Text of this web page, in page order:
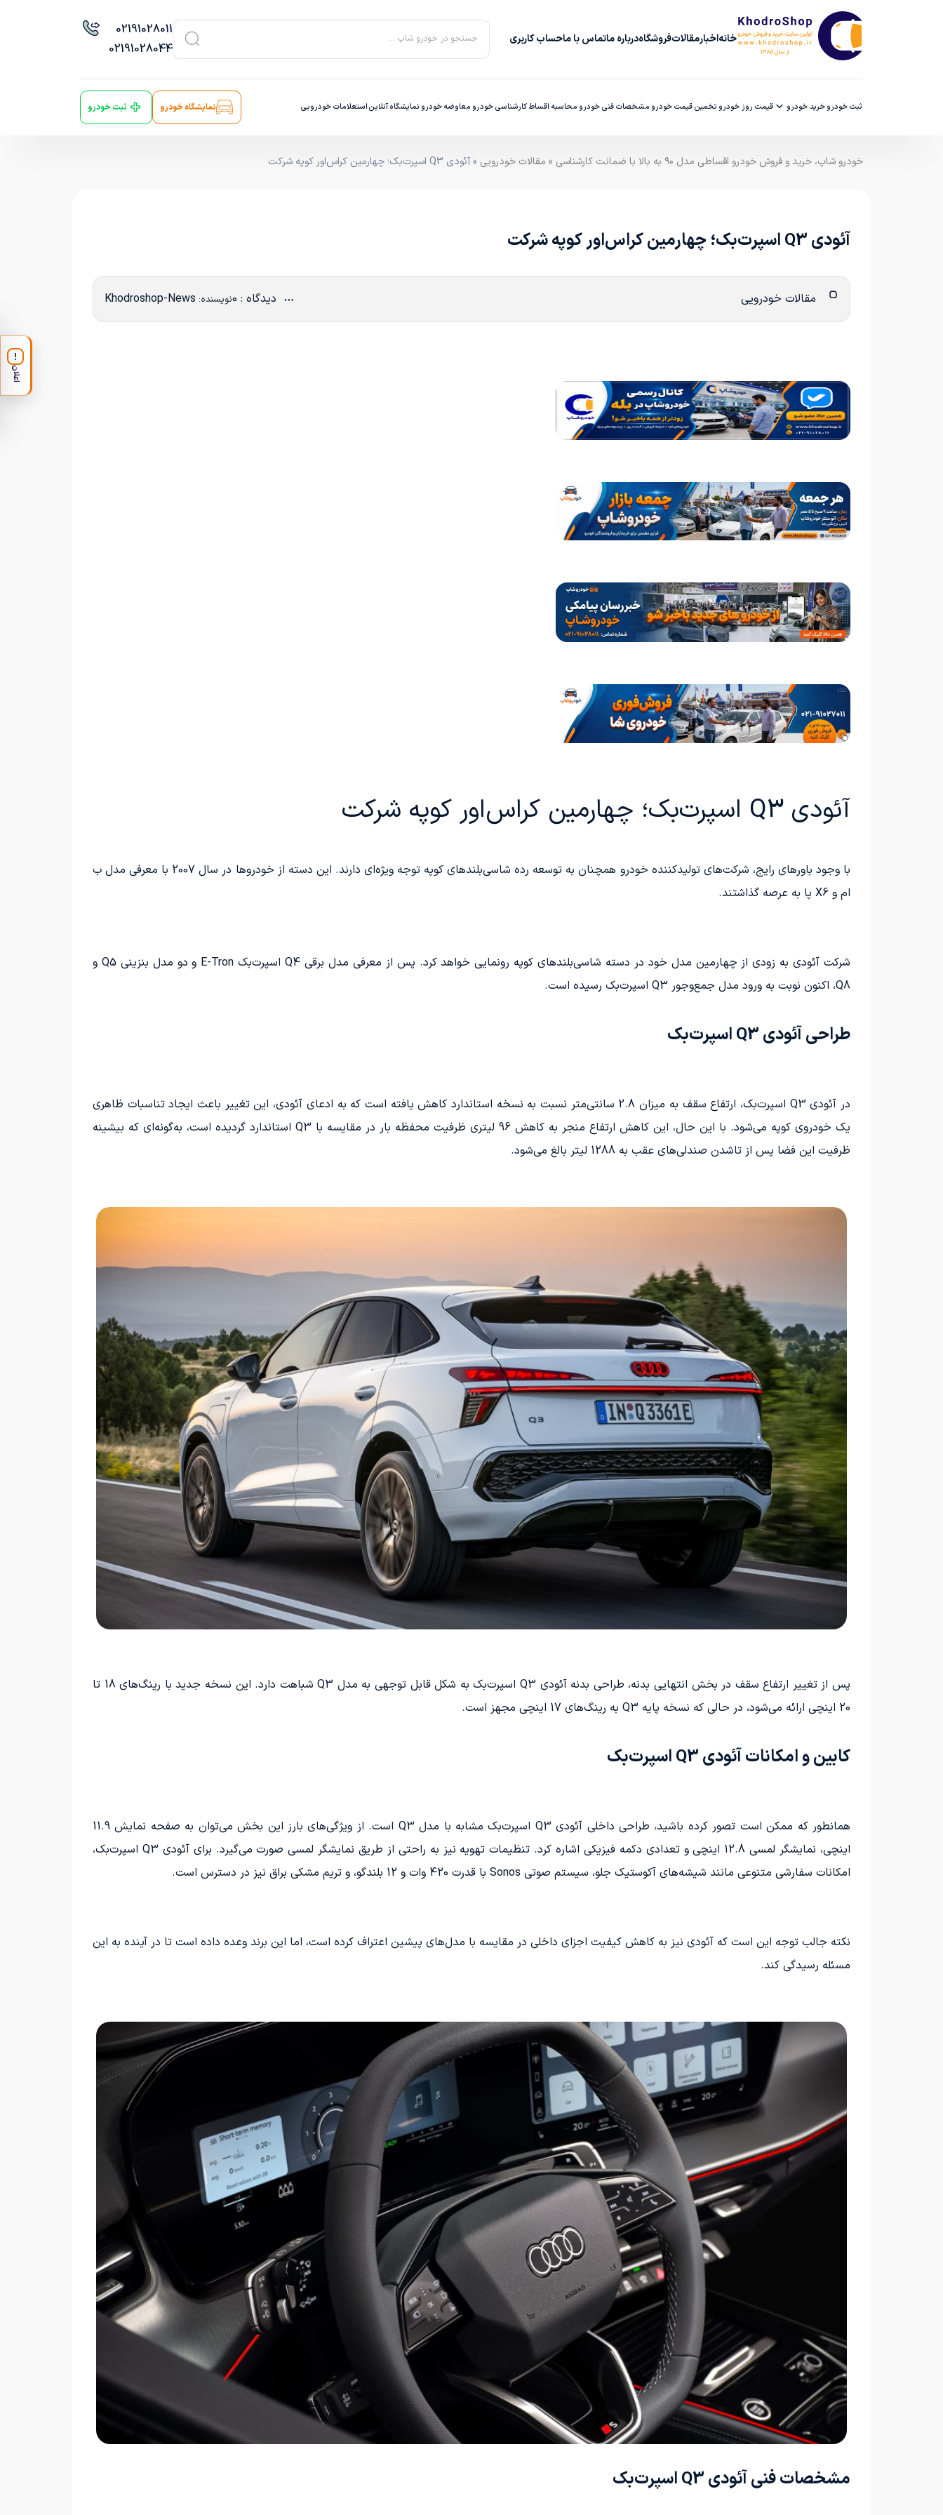
خانهاخبارمقالاتفروشگاهدرباره‌ ماتماس با ماحساب کاربری جستجو در خودرو شاپ ...
02191028011
02191028044
ثبت خودروخرید خودرو قیمت روز خودرو تخمین قیمت خودرو مشخصات فنی خودرو محاسبه اقساطکارشناسی خودرو معاوضه خودرو نمایشگاه آنلایناستعلامات خودرویی نمایشگاه خودرو ثبت خودرو
خودرو شاپ، خرید و فروش خودرو اقساطی مدل ۹۰ به بالا با ضمانت کارشناسی » مقالات خودرویی » آئودی Q3 اسپرت‌بک؛ چهارمین کراس‌اور کوپه شرکت
آئودی Q3 اسپرت‌بک؛ چهارمین کراس‌اور کوپه شرکت
مقالات خودرویی دیدگاه : 0 نویسنده: Khodroshop-News
آئودی Q3 اسپرت‌بک؛ چهارمین کراس‌اور کوپه شرکت
با وجود باورهای رایج، شرکت‌های تولیدکننده خودرو همچنان به توسعه رده شاسی‌بلندهای کوپه توجه ویژه‌ای دارند. این دسته از خودروها در سال 2007 با معرفی مدل ب
ام و X6 پا به عرصه گذاشتند.
شرکت آئودی به زودی از چهارمین مدل خود در دسته شاسی‌بلندهای کوپه رونمایی خواهد کرد. پس از معرفی مدل برقی Q4 اسپرت‌بک E-Tron و دو مدل بنزینی Q5 و
Q8، اکنون نوبت به ورود مدل جمع‌وجور Q3 اسپرت‌بک رسیده است.
طراحی آئودی Q3 اسپرت‌بک
در آئودی Q3 اسپرت‌بک، ارتفاع سقف به میزان 2.8 سانتی‌متر نسبت به نسخه استاندارد کاهش یافته است که به ادعای آئودی، این تغییر باعث ایجاد تناسبات ظاهری
یک خودروی کوپه می‌شود. با این حال، این کاهش ارتفاع منجر به کاهش 96 لیتری ظرفیت محفظه بار در مقایسه با Q3 استاندارد گردیده است، به‌گونه‌ای که بیشینه
ظرفیت این فضا پس از تاشدن صندلی‌های عقب به 1288 لیتر بالغ می‌شود.
پس از تغییر ارتفاع سقف در بخش انتهایی بدنه، طراحی بدنه آئودی Q3 اسپرت‌بک به شکل قابل توجهی به مدل Q3 شباهت دارد. این نسخه جدید با رینگ‌های 18 تا
20 اینچی ارائه می‌شود، در حالی که نسخه پایه Q3 به رینگ‌های 17 اینچی مجهز است.
کابین و امکانات آئودی Q3 اسپرت‌بک
همانطور که ممکن است تصور کرده باشید، طراحی داخلی آئودی Q3 اسپرت‌بک مشابه با مدل Q3 است. از ویژگی‌های بارز این بخش می‌توان به صفحه نمایش 11.9
اینچی، نمایشگر لمسی 12.8 اینچی و تعدادی دکمه فیزیکی اشاره کرد. تنظیمات تهویه نیز به راحتی از طریق نمایشگر لمسی صورت می‌گیرد. برای آئودی Q3 اسپرت‌بک،
امکانات سفارشی متنوعی مانند شیشه‌های آکوستیک جلو، سیستم صوتی Sonos با قدرت 420 وات و 12 بلندگو، و تریم مشکی براق نیز در دسترس است.
نکته جالب توجه این است که آئودی نیز به کاهش کیفیت اجزای داخلی در مقایسه با مدل‌های پیشین اعتراف کرده است، اما این برند وعده داده است تا در آینده به این
مسئله رسیدگی کند.
مشخصات فنی آئودی Q3 اسپرت‌بک
!
اعلان